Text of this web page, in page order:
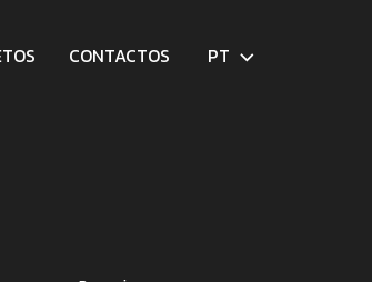
CONTACTOS PT